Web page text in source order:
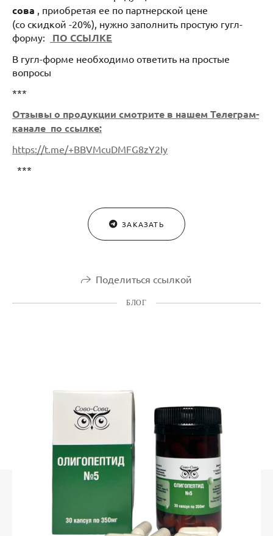
сова , приобретая ее по партнерской цене
(со скидкой -20%), нужно заполнить простую гугл-
форму:
ПО ССЫЛКЕ
В гугл-форме необходимо ответить на простые
вопросы
***
Отзывы о продукции смотрите в нашем Телеграм-
канале по ссылке:
https://t.me/+BBVMcuDMFG8zY2Iy
***
ЗАКАЗАТЬ
Поделиться ссылкой
БЛОГ